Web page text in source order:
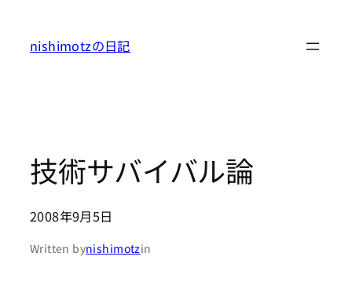
nishimotzの日記
技術サバイバル論
2008年9月5日
Written bynishimotzin